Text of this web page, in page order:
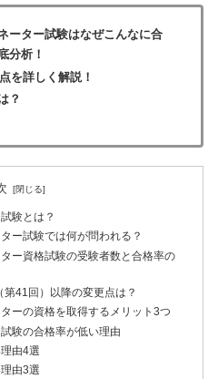
ーター試験はなぜこんなに合
分析！
を詳しく解説！
？
験とは？
ー試験では何が問われる？
ー資格試験の受験者数と合格率の
41回）以降の変更点は？
ーの資格を取得するメリット3つ
験の合格率が低い理由
由4選
由3選